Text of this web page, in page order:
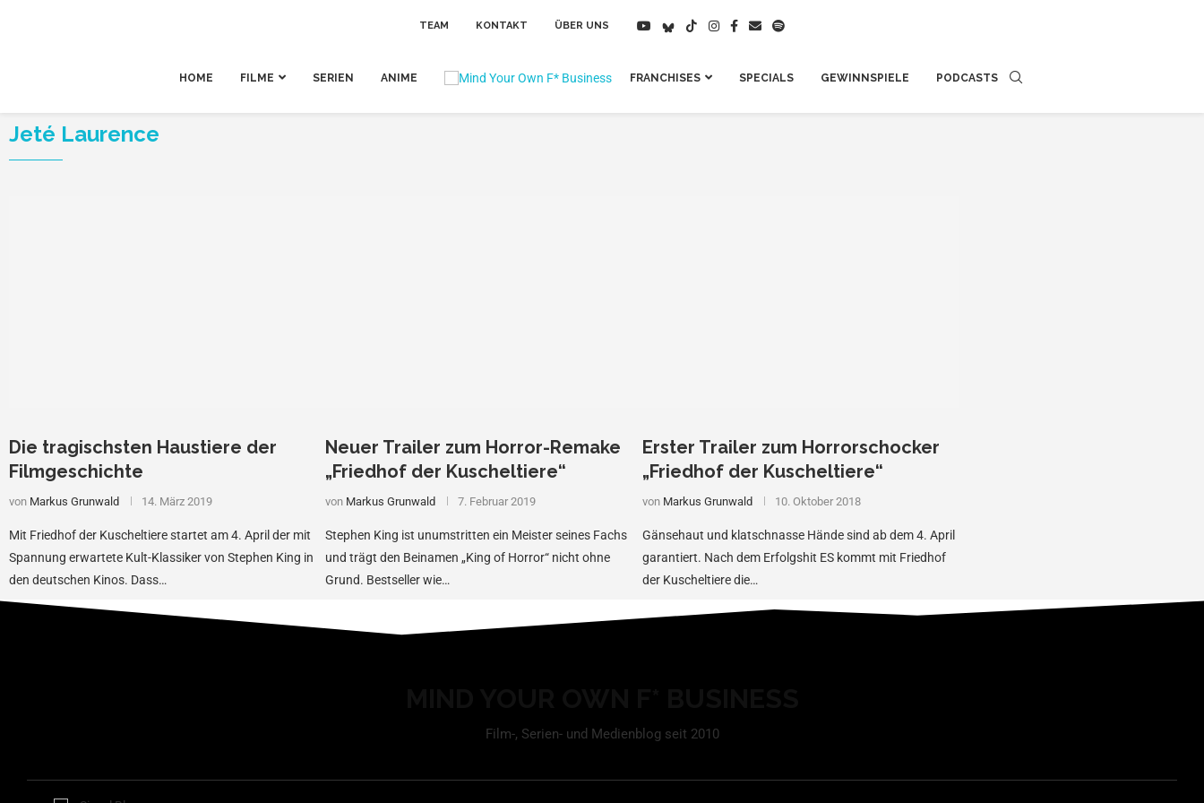
TEAM KONTAKT ÜBER UNS
HOME FILME SERIEN ANIME FRANCHISES SPECIALS GEWINNSPIELE PODCASTS
Jeté Laurence
Die tragischsten Haustiere der
Filmgeschichte
von Markus Grunwald 14. März 2019
Mit Friedhof der Kuscheltiere startet am 4. April der mit
Spannung erwartete Kult-Klassiker von Stephen King in
den deutschen Kinos. Dass…
Neuer Trailer zum Horror-Remake
„Friedhof der Kuscheltiere“
von Markus Grunwald 7. Februar 2019
Stephen King ist unumstritten ein Meister seines Fachs
und trägt den Beinamen „King of Horror“ nicht ohne
Grund. Bestseller wie…
Erster Trailer zum Horrorschocker
„Friedhof der Kuscheltiere“
von Markus Grunwald 10. Oktober 2018
Gänsehaut und klatschnasse Hände sind ab dem 4. April
garantiert. Nach dem Erfolgshit ES kommt mit Friedhof
der Kuscheltiere die…
Film-, Serien- und Medienblog seit 2010